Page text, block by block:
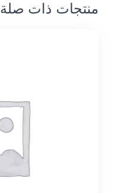
منتجات ذات صلة